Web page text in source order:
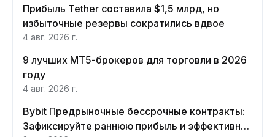
Прибыль Tether составила $1,5 млрд, но
избыточные резервы сократились вдвое
4 авг. 2026 г.
9 лучших MT5-брокеров для торговли в 2026
году
4 авг. 2026 г.
Bybit Предрыночные бессрочные контракты:
Зафиксируйте раннюю прибыль и эффективно